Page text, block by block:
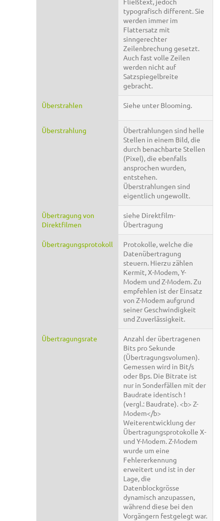
typografisch different. Sie
werden immer im
Flattersatz mit
sinngerechter
Zeilenbrechung gesetzt.
Auch fast volle Zeilen
werden nicht auf
Satzspiegelbreite
gebracht.
Überstrahlen Siehe unter Blooming.
Überstrahlung
Übertrahlungen sind helle
Stellen in einem Bild, die
durch benachbarte Stellen
(Pixel), die ebenfalls
ansprochen wurden,
entstehen.
Überstrahlungen sind
eigentlich ungewollt.
Übertragung von
Direktfilmen
siehe Direktfilm-
Übertragung
Übertragungsprotokoll
Protokolle, welche die
Datenübertragung
steuern. Hierzu zählen
Kermit, X-Modem, Y-
Modem und Z-Modem. Zu
empfehlen ist der Einsatz
von Z-Modem aufgrund
seiner Geschwindigkeit
und Zuverlässigkeit.
Übertragungsrate
Anzahl der übertragenen
Bits pro Sekunde
(Übertragungsvolumen).
Gemessen wird in Bit/s
oder Bps. Die Bitrate ist
nur in Sonderfällen mit der
Baudrate identisch !
(vergl.: Baudrate). <b> Z-
Modem</b>
Weiterentwicklung der
Übertragungsprotokolle X-
und Y-Modem. Z-Modem
wurde um eine
Fehlererkennung
erweitert und ist in der
Lage, die
Datenblockgrösse
dynamisch anzupassen,
während diese bei den
Vorgängern festgelegt war.